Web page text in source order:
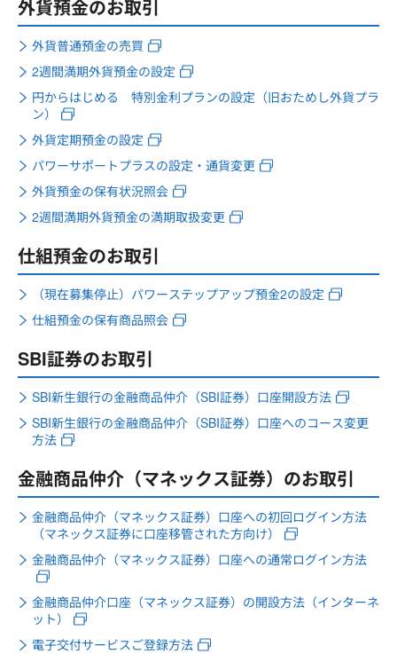
外貨預金のお取引
外貨普通預金の売買
2週間満期外貨預金の設定
円からはじめる 特別金利プランの設定（旧おためし外貨プラ
ン）
外貨定期預金の設定
パワーサポートプラスの設定・通貨変更
外貨預金の保有状況照会
2週間満期外貨預金の満期取扱変更
仕組預金のお取引
（現在募集停止）パワーステップアップ預金2の設定
仕組預金の保有商品照会
SBI証券のお取引
SBI新生銀行の金融商品仲介（SBI証券）口座開設方法
SBI新生銀行の金融商品仲介（SBI証券）口座へのコース変更
方法
金融商品仲介（マネックス証券）のお取引
金融商品仲介（マネックス証券）口座への初回ログイン方法
（マネックス証券に口座移管された方向け）
金融商品仲介（マネックス証券）口座への通常ログイン方法
金融商品仲介口座（マネックス証券）の開設方法（インターネ
ット）
電子交付サービスご登録方法